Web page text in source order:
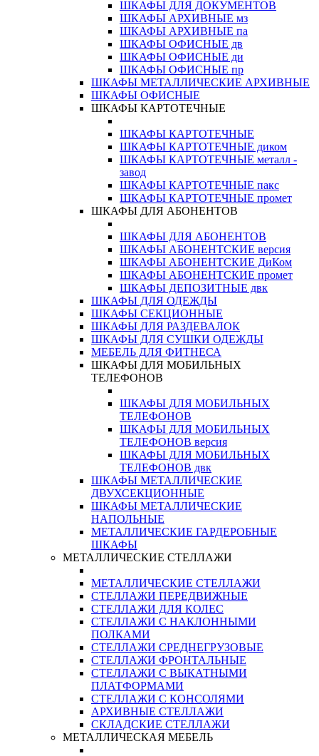
ШКАФЫ ДЛЯ ДОКУМЕНТОВ
ШКАФЫ АРХИВНЫЕ мз
ШКАФЫ АРХИВНЫЕ па
ШКАФЫ ОФИСНЫЕ дв
ШКАФЫ ОФИСНЫЕ ди
ШКАФЫ ОФИСНЫЕ пр
ШКАФЫ МЕТАЛЛИЧЕСКИЕ АРХИВНЫЕ
ШКАФЫ ОФИСНЫЕ
ШКАФЫ КАРТОТЕЧНЫЕ
ШКАФЫ КАРТОТЕЧНЫЕ
ШКАФЫ КАРТОТЕЧНЫЕ диком
ШКАФЫ КАРТОТЕЧНЫЕ металл -
завод
ШКАФЫ КАРТОТЕЧНЫЕ пакс
ШКАФЫ КАРТОТЕЧНЫЕ промет
ШКАФЫ ДЛЯ АБОНЕНТОВ
ШКАФЫ ДЛЯ АБОНЕНТОВ
ШКАФЫ АБОНЕНТСКИЕ версия
ШКАФЫ АБОНЕНТСКИЕ ДиКом
ШКАФЫ АБОНЕНТСКИЕ промет
ШКАФЫ ДЕПОЗИТНЫЕ двк
ШКАФЫ ДЛЯ ОДЕЖДЫ
ШКАФЫ СЕКЦИОННЫЕ
ШКАФЫ ДЛЯ РАЗДЕВАЛОК
ШКАФЫ ДЛЯ СУШКИ ОДЕЖДЫ
МЕБЕЛЬ ДЛЯ ФИТНЕСА
ШКАФЫ ДЛЯ МОБИЛЬНЫХ
ТЕЛЕФОНОВ
ШКАФЫ ДЛЯ МОБИЛЬНЫХ
ТЕЛЕФОНОВ
ШКАФЫ ДЛЯ МОБИЛЬНЫХ
ТЕЛЕФОНОВ версия
ШКАФЫ ДЛЯ МОБИЛЬНЫХ
ТЕЛЕФОНОВ двк
ШКАФЫ МЕТАЛЛИЧЕСКИЕ
ДВУХСЕКЦИОННЫЕ
ШКАФЫ МЕТАЛЛИЧЕСКИЕ
НАПОЛЬНЫЕ
МЕТАЛЛИЧЕСКИЕ ГАРДЕРОБНЫЕ
ШКАФЫ
МЕТАЛЛИЧЕСКИЕ СТЕЛЛАЖИ
МЕТАЛЛИЧЕСКИЕ СТЕЛЛАЖИ
СТЕЛЛАЖИ ПЕРЕДВИЖНЫЕ
СТЕЛЛАЖИ ДЛЯ КОЛЕС
СТЕЛЛАЖИ С НАКЛОННЫМИ
ПОЛКАМИ
СТЕЛЛАЖИ СРЕДНЕГРУЗОВЫЕ
СТЕЛЛАЖИ ФРОНТАЛЬНЫЕ
СТЕЛЛАЖИ С ВЫКАТНЫМИ
ПЛАТФОРМАМИ
СТЕЛЛАЖИ С КОНСОЛЯМИ
АРХИВНЫЕ СТЕЛЛАЖИ
СКЛАДСКИЕ СТЕЛЛАЖИ
МЕТАЛЛИЧЕСКАЯ МЕБЕЛЬ